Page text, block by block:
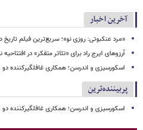
آخرین اخبار
«مرد عنکبوتی: روزی نو»؛ سریع‌ترین فیلم تاریخ در رسیدن به
آرزوهای ایرج راد برای «تئاتر متفکر» در
اسکورسیزی و اندرسن؛ همکاری غافلگیرکننده
پربیننده‌ترین
اسکورسیزی و اندرسن؛ همکاری غافلگیرکننده